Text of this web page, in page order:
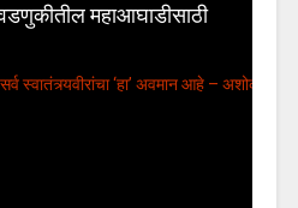
महाआघाडीसाठी